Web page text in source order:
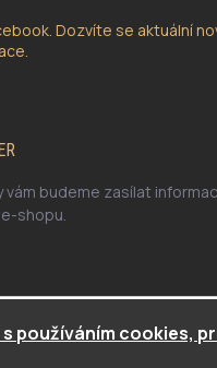
používáním cookies,
Dozvíte se aktuální
vám budeme zasílat
shopu.